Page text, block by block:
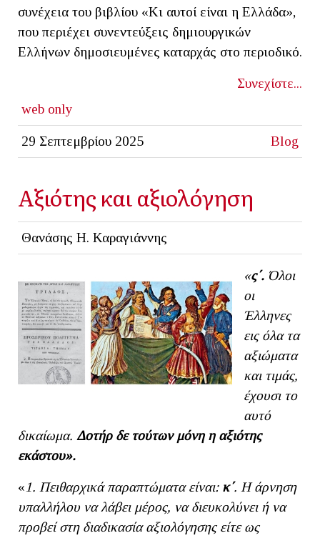
συνέχεια του βιβλίου «Κι αυτοί είναι η Ελλάδα»,
που περιέχει συνεντεύξεις δημιουργικών
Ελλήνων δημοσιευμένες καταρχάς στο περιοδικό.
Συνεχίστε...
web only
29 Σεπτεμβρίου 2025 Blog
Αξιότης και αξιολόγηση
Θανάσης Η. Καραγιάννης
«ς΄. Όλοι
οι
Έλληνες
εις όλα τα
αξιώματα
και τιμάς,
έχουσι το
αυτό
δικαίωμα. Δοτήρ δε τούτων μόνη η αξιότης
εκάστου».
« 1. Πειθαρχικά παραπτώματα είναι: κ΄. Η άρνηση
υπαλλήλου να λάβει μέρος, να διευκολύνει ή να
προβεί στη διαδικασία αξιολόγησης είτε ως